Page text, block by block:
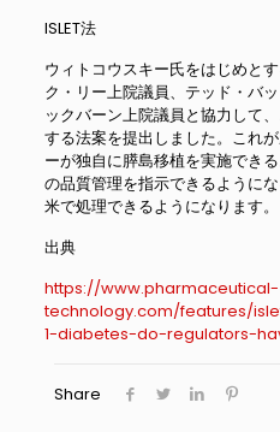
ISLET法
ウィトコウスキー氏をはじめと
ク・リー上院議員、テッド・バ
ックバーン上院議員と協力して
する法案を提出しました。これ
ーが独自に膵島移植を実施でき
の品質管理を指示できるように
米で処理できるようになります。
出典
https://www.pharmaceutical-
technology.com/features/
1-diabetes-do-regulators-
Share